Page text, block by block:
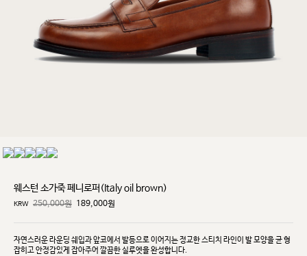
웨스턴 소가죽 페니로퍼(Italy oil brown)
KRW 250,000원 189,000원
자연스러운 라운딩 쉐입과 앞코에서 발등으로 이어지는 정교한 스티치 라인이 발 모양을 균형
잡히고안정감있게 잡아주어 깔끔한 실루엣을 완성합니다.